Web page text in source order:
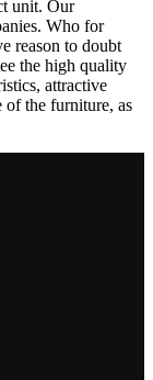
unit. Our
Who for
reason to doubt
the high quality
attractive
of the furniture, as